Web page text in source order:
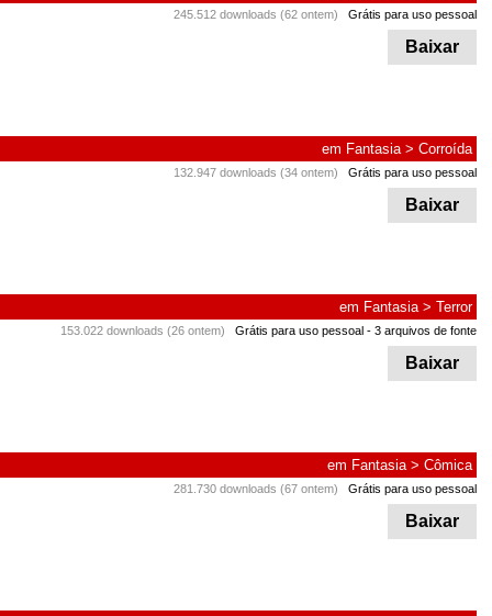
245.512 downloads (62 ontem) Grátis para uso pessoal
Baixar
em Fantasia> Corroída
132.947 downloads (34 ontem) Grátis para uso pessoal
Baixar
em Fantasia> Terror
153.022 downloads (26 ontem) Grátis para uso pessoal - 3 arquivos de fonte
Baixar
em Fantasia> Cômica
281.730 downloads (67 ontem) Grátis para uso pessoal
Baixar